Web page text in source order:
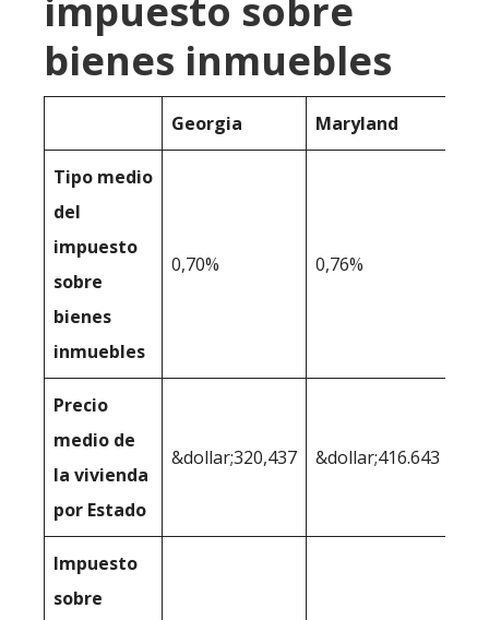
impuesto sobre
bienes inmuebles
Georgia Maryland
Tipo medio
del
impuesto
sobre
bienes
inmuebles
0,70% 0,76%
Precio
medio de
la vivienda
por Estado
&dollar;320,437 &dollar;416.643
Impuesto
sobre